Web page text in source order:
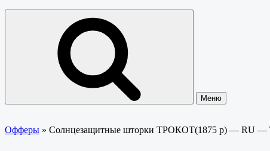
Меню
Офферы » Солнцезащитные шторки ТРОКОТ(1875 р) — RU —